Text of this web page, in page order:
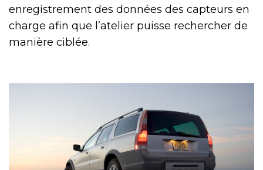
enregistrement des données des capteurs en
charge afin que l’atelier puisse rechercher de
manière ciblée.